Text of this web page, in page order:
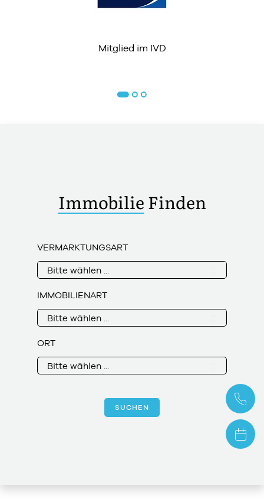
Mitglied im IVD
ImmobilieFinden
VERMARKTUNGSART
Bitte wählen ...
IMMOBILIENART
Bitte wählen ...
ORT
Bitte wählen ...
SUCHEN